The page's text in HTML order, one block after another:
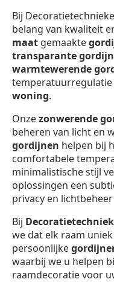
Bij
belang van kwaliteit
maat gemaakte
transparante
warmtewerende
woning.
Onzezonwerende
beheren van licht en
gordijnen helpen bij
comfortabele
minimalistische stijl
oplossingen een
privacy en
Bij
we dat elk raam
persoonlijke
waarbij we u helpen
raamdecoratie voor